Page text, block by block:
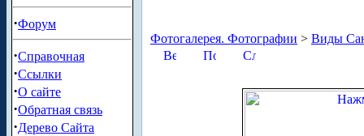
·Форум
·Справочная
·Ссылки
·О сайте
·Обратная связь
·Дерево Сайта
Фотогалерея. Фотографии > Виды